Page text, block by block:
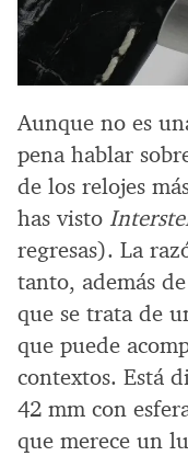
Aunque no es
pena hablar
de los relojes
has visto
regresas). La
tanto, además
que se trata de
que puede
contextos. Está
42 mm con
que merece un